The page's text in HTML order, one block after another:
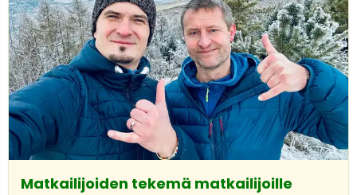
Matkailijoiden tekemä matkailijoille